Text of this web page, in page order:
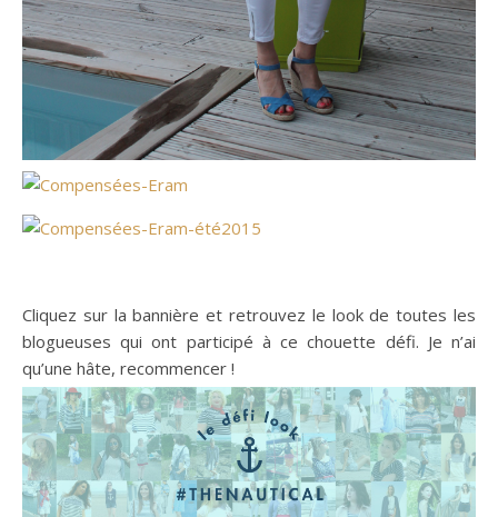
Cliquez sur la bannière et retrouvez le look de toutes les
blogueuses qui ont participé à ce chouette défi. Je n’ai
qu’une hâte, recommencer !